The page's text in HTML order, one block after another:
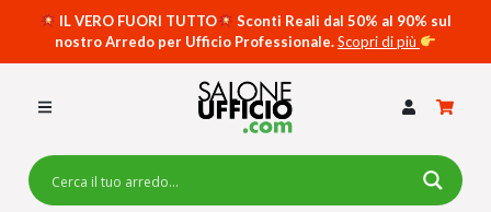
IL VERO FUORI TUTTO
Sconti Reali dal 50% al 90% sul
nostro Arredo per Ufficio Professionale.Scopri di più
SCRIVANIE SPECIAL DESK